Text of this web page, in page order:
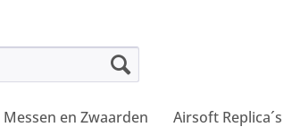
Messen en Zwaarden Airsoft Replica´s